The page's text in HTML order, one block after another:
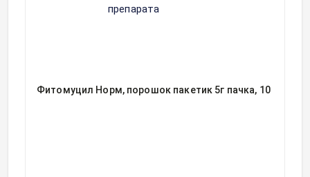
Фитомуцил Норм, порошок пакетик 5г пачка, 10